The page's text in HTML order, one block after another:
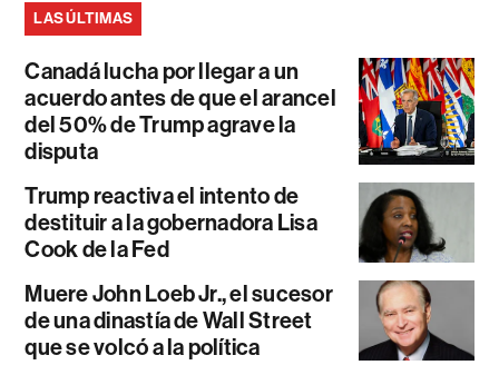
LAS ÚLTIMAS
Canadá lucha por llegar a un
acuerdo antes de que el arancel
del 50% de Trump agrave la
disputa
Trump reactiva el intento de
destituir a la gobernadora Lisa
Cook de la Fed
Muere John Loeb Jr., el sucesor
de una dinastía de Wall Street
que se volcó a la política